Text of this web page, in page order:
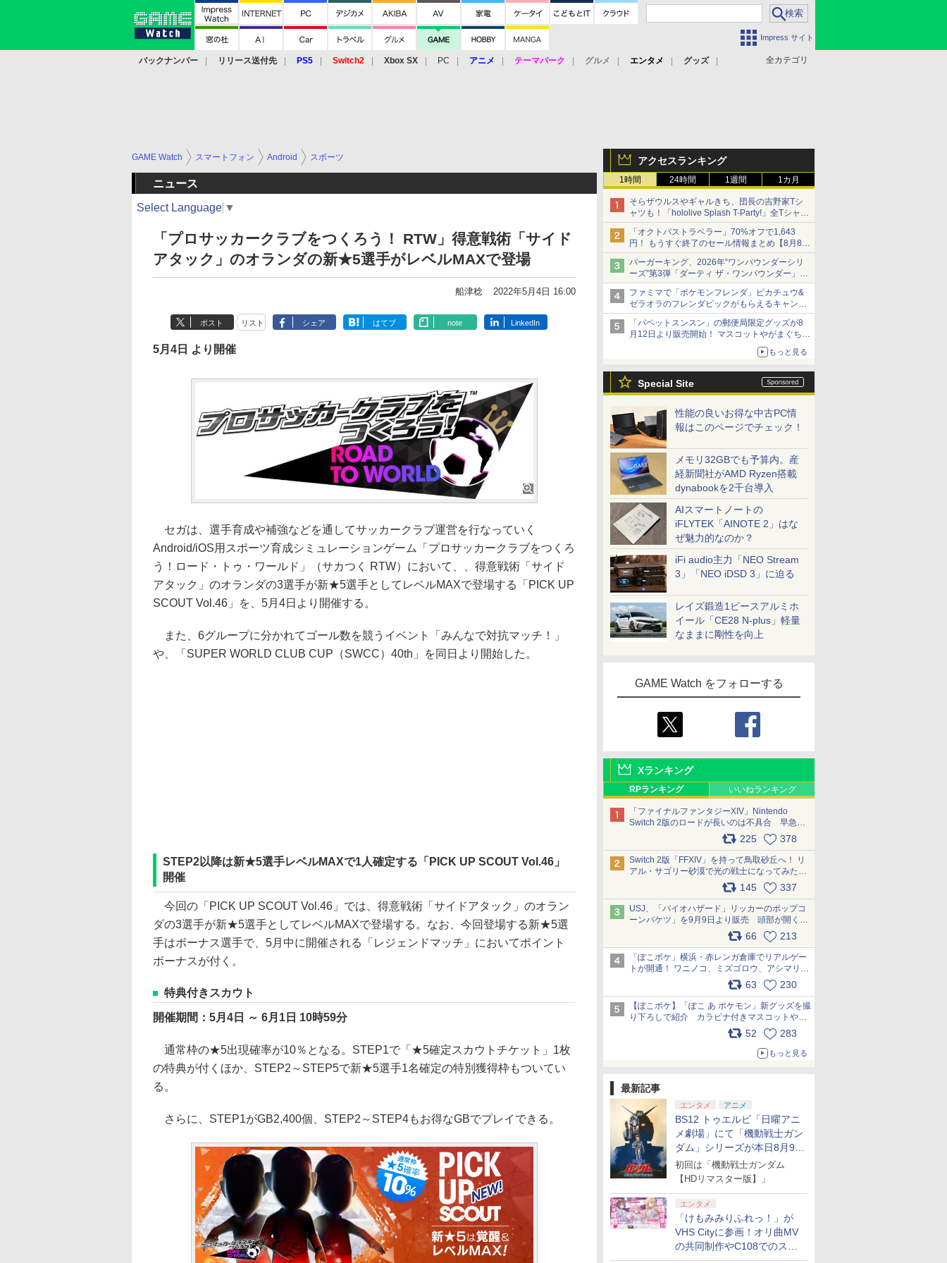
Impress サイト
全カテゴリ
バックナンバー リリース送付先 PS5 Switch2 Xbox SX PC アニメ テーマパーク グルメ エンタメ
グッズ
アクセスランキング
1時間 24時間 1週間 1カ月
そらザウルスやギャルきち、団長の吉野家Tシ
ャツも！「hololive Splash T-Party!」全Tシャツ
ラインナップ公開＆オンライン販売開始
「オクトパストラベラー」70%オフで1,643
円！ もうすぐ終了のセール情報まとめ【8月8日
更新】
ニンテンドーeショップでは「大神 絶景版」が
67%オフで990円
バーガーキング、2026年“ワンパウンダーシリ
ーズ”第3弾「ダーティ ザ・ワンパウンダー」を
8月7日発売
「特製ガーリックマヨソース」を使用した超大
型チーズバーガー
ファミマで「ポケモンフレンダ」ピカチュウ&
ゼラオラのフレンダピックがもらえるキャンペ
ーン開催！
「パペットスンスン」の郵便局限定グッズが8
月12日より販売開始！ マスコットやがまぐち、
もっと見る
Special Site
性能の良いお得な中古PC情
報はこのページでチェック！
メモリ32GBでも予算内。産
経新聞社がAMD Ryzen搭載
dynabookを2千台導入
AIスマートノートの
iFLYTEK「AINOTE 2」はな
ぜ魅力的なのか？
iFi audio主力「NEO Stream
3」「NEO iDSD 3」に迫る
レイズ鍛造1ピースアルミホ
イール「CE28 N-plus」軽量
なままに剛性を向上
GAME Watch をフォローする
Xランキング
RPランキング いいねランキング
「ファイナルファンタジーXIV」Nintendo
Switch 2版のロードが長いのは不具合 早急に
アップデートできるよう対応中225 378
Switch 2版「FFXIV」を持って鳥取砂丘へ！ リ
アル・サゴリー砂漠で光の戦士になってみた
145 337
USJ、「バイオハザード」リッカーのポップコ
ーンバケツ」を9月9日より販売 頭部が開く仕
組み。味は恐怖を堪のう「味噌フレーバー」
66 213
「ぽこポケ」横浜・赤レンガ倉庫でリアルゲー
トが開通！ ワニノコ、ミズゴロウ、アシマリ登
場シーンをレポート pic.x.com/LDgEByVl6D
63 230
【ぽこポケ】「ぽこ あ ポケモン」新グッズを撮
り下ろしで紹介 カラビナ付きマスコットやス
52 283
もっと見る
最新記事
エンタメ アニメ
BS12 トゥエルビ「日曜アニ
メ劇場」にて「機動戦士ガン
ダム」シリーズが本日8月9日
から8週連続で放送
初回は「機動戦士ガンダム
【HDリマスター版】」
エンタメ
「けもみみりふれっ！」が
VHS Cityに参画！オリ曲MV
の共同制作やC108でのスペ
シャルコラボ広告を掲出
GAME Watch スマートフォン Android スポーツ
ニュース
Select Language ▼
「プロサッカークラブをつくろう！ RTW」得意戦術「サイド
アタック」のオランダの新★5選手がレベルMAXで登場
船津稔 2022年5月4日 16:00
ポスト リスト シェア はてブ note LinkedIn
5月4日 より開催
セガは、選手育成や補強などを通してサッカークラブ運営を行なっていく
Android/iOS用スポーツ育成シミュレーションゲーム「プロサッカークラブをつくろ
う！ロード・トゥ・ワールド」（サカつく RTW）において、、得意戦術「サイド
アタック」のオランダの3選手が新★5選手としてレベルMAXで登場する「PICK UP
SCOUT Vol.46」を、5月4日より開催する。
また、6グループに分かれてゴール数を競うイベント「みんなで対抗マッチ！」
や、「SUPER WORLD CLUB CUP（SWCC）40th」を同日より開始した。
STEP2以降は新★5選手レベルMAXで1人確定する「PICK UP SCOUT Vol.46」
開催
今回の「PICK UP SCOUT Vol.46」では、得意戦術「サイドアタック」のオラン
ダの3選手が新★5選手としてレベルMAXで登場する。なお、今回登場する新★5選
手はボーナス選手で、5月中に開催される「レジェンドマッチ」においてポイント
ボーナスが付く。
特典付きスカウト
開催期間：5月4日 ～ 6月1日 10時59分
通常枠の★5出現確率が10％となる。STEP1で「★5確定スカウトチケット」1枚
の特典が付くほか、STEP2～STEP5で新★5選手1名確定の特別獲得枠もついてい
る。
さらに、STEP1がGB2,400個、STEP2～STEP4もお得なGBでプレイできる。